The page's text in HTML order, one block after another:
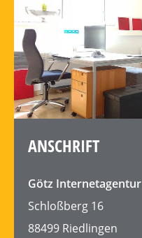
ANSCHRIFT
Götz Internetagentur
Schloßberg 16
88499 Riedlingen